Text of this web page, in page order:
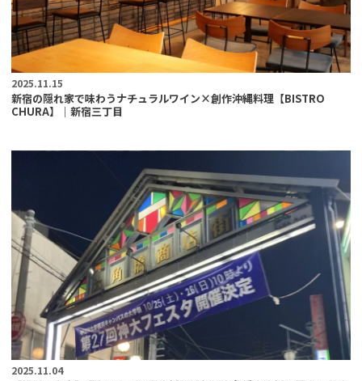
2025.11.15
新宿の隠れ家で味わうナチュラルワイン×創作沖縄料理【BISTRO
CHURA】｜新宿三丁目
2025.11.04